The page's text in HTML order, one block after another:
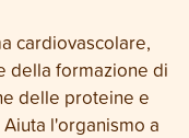
cardiovascolare,
della formazione di
delle proteine e
l'organismo a